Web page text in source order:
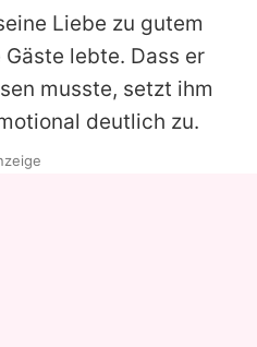
Liebe zu gutem
lebte. Dass er
musste, setzt ihm
deutlich zu.